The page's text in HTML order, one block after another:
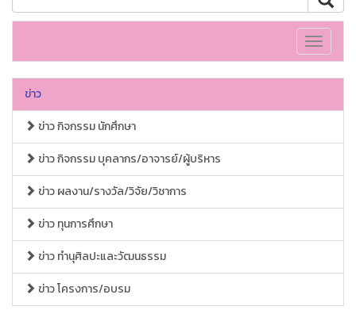
Toggle
ข่าว
ข่าว กิจกรรม นักศึกษา
ข่าว กิจกรรม บุคลากร/อาจารย์/ผู้บริหาร
ข่าว ผลงาน/รางวัล/วิจัย/วิชาการ
ข่าว ทุนการศึกษา
ข่าว ทำนุศิลปะและวัฒนธรรม
ข่าว โครงการ/อบรม